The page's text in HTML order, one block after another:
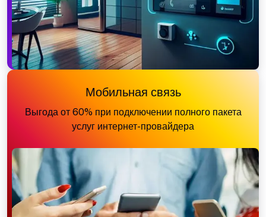
Мобильная связь
Выгода от 60% при подключении полного пакета
услуг интернет-провайдера